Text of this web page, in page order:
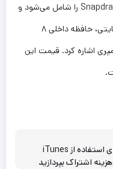
این گوشی ضدضربه تراشه مرکزی Snapdragon 400 را شامل می‌شود و
از دیگر امکانات آن می‌توان به رم یک گیگابایتی، حافظه داخلی ۸
۵ و باتری ۲۶۳۰ میلی‌آمپری اشاره کرد. قیمت این
از ۸ بهمن ماه برای استفاده از iTunes